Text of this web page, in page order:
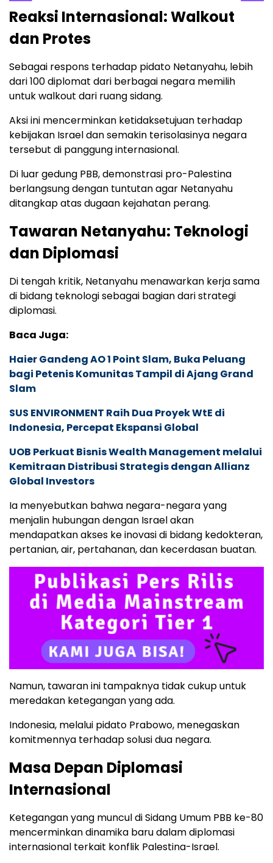
Reaksi Internasional: Walkout
dan Protes
Sebagai respons terhadap pidato Netanyahu, lebih
dari 100 diplomat dari berbagai negara memilih
untuk walkout dari ruang sidang.
Aksi ini mencerminkan ketidaksetujuan terhadap
kebijakan Israel dan semakin terisolasinya negara
tersebut di panggung internasional.
Di luar gedung PBB, demonstrasi pro-Palestina
berlangsung dengan tuntutan agar Netanyahu
ditangkap atas dugaan kejahatan perang.
Tawaran Netanyahu: Teknologi
dan Diplomasi
Di tengah kritik, Netanyahu menawarkan kerja sama
di bidang teknologi sebagai bagian dari strategi
diplomasi.
Baca Juga:
Haier Gandeng AO 1 Point Slam, Buka Peluang
bagi Petenis Komunitas Tampil di Ajang Grand
Slam
SUS ENVIRONMENT Raih Dua Proyek WtE di
Indonesia, Percepat Ekspansi Global
UOB Perkuat Bisnis Wealth Management melalui
Kemitraan Distribusi Strategis dengan Allianz
Global Investors
Ia menyebutkan bahwa negara-negara yang
menjalin hubungan dengan Israel akan
mendapatkan akses ke inovasi di bidang kedokteran,
pertanian, air, pertahanan, dan kecerdasan buatan.
Namun, tawaran ini tampaknya tidak cukup untuk
meredakan ketegangan yang ada.
Indonesia, melalui pidato Prabowo, menegaskan
komitmennya terhadap solusi dua negara.
Masa Depan Diplomasi
Internasional
Ketegangan yang muncul di Sidang Umum PBB ke-80
mencerminkan dinamika baru dalam diplomasi
internasional terkait konflik Palestina-Israel.